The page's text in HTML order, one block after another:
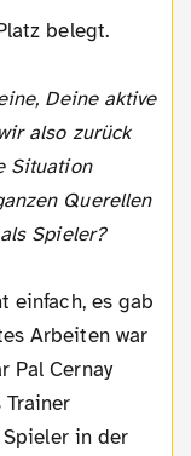
belegt.
Deine aktive
also zurück
Situation
Querellen
Spieler?
einfach, es gab
Arbeiten war
Pal Cernay
Trainer
in der